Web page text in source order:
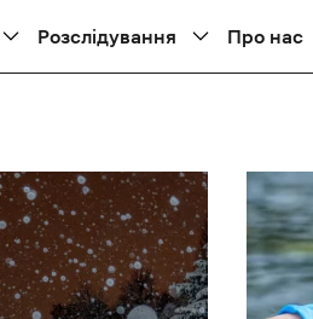
Розслідування Про нас